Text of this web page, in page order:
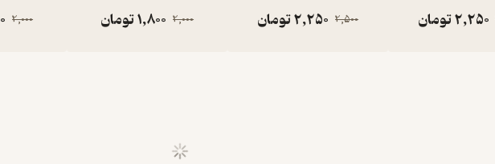
2,250تومان 2,500
2,250تومان 2,000
1,800تومان 2,000